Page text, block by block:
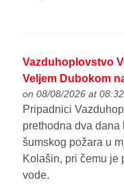
Vazduhoplovstvo
Veljem Dubokom
on 08/08/2026 at 08:32
Pripadnici
prethodna dva
šumskog požara u
Kolašin, pri čemu je
vode.